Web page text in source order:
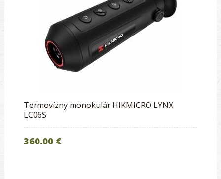
Termovízny monokulár HIKMICRO LYNX
LC06S
360.00 €